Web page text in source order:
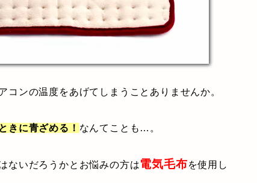
ンの温度をあげてしまうことありませんか。
きに青ざめる！ なんてことも…。
ないだろうかとお悩みの方は電気毛布を使用し